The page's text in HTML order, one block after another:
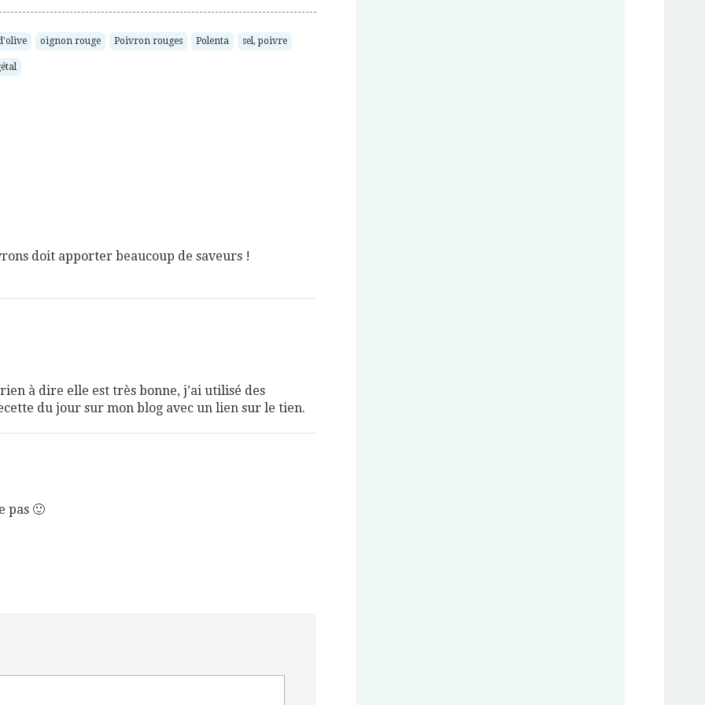
oignon rouge Poivron rouges Polenta sel, poivre
doit apporter beaucoup de saveurs !
à dire elle est très bonne, j’ai utilisé des
du jour sur mon blog avec un lien sur le tien.
pas 🙂